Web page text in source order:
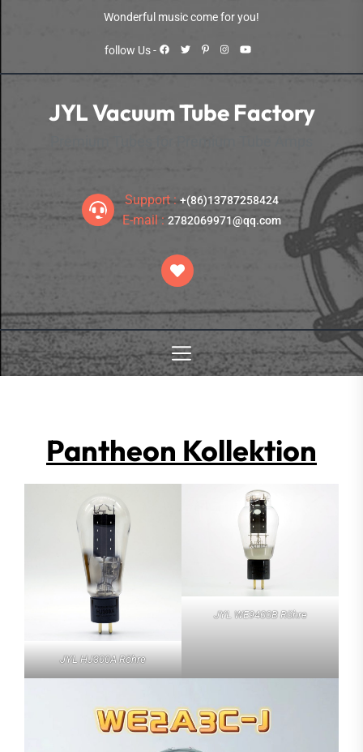
content
Wonderful music come for you!
follow Us -
JYL Vacuum Tube Factory
Support :+(86)13787258424
E-mail : 2782069971@qq.com
Pantheon Kollektion
JYL HJ300A Röhre
JYL WE9400B Röhre